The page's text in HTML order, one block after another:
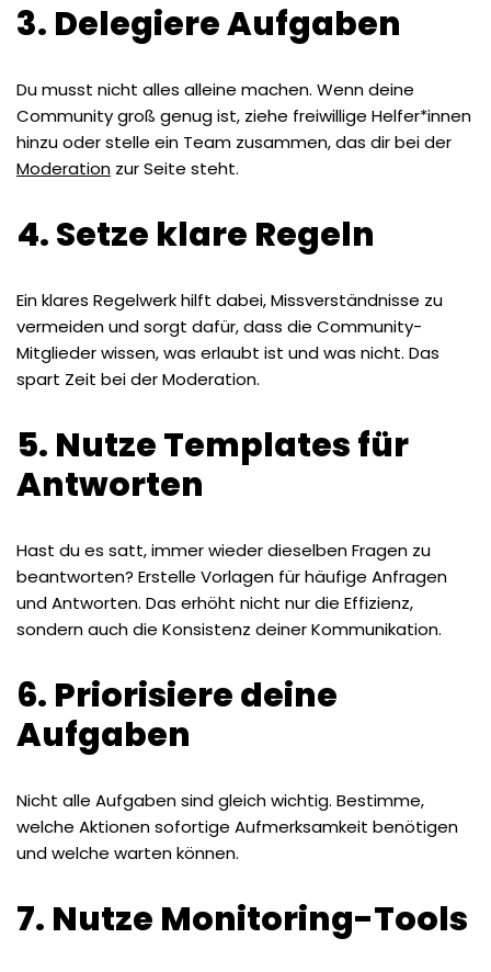
3. Delegiere Aufgaben
Du musst nicht alles alleine machen. Wenn deine
Community groß genug ist, ziehe freiwillige Helfer*innen
hinzu oder stelle ein Team zusammen, das dir bei der
Moderation zur Seite steht.
4. Setze klare Regeln
Ein klares Regelwerk hilft dabei, Missverständnisse zu
vermeiden und sorgt dafür, dass die Community-
Mitglieder wissen, was erlaubt ist und was nicht. Das
spart Zeit bei der Moderation.
5. Nutze Templates für
Antworten
Hast du es satt, immer wieder dieselben Fragen zu
beantworten? Erstelle Vorlagen für häufige Anfragen
und Antworten. Das erhöht nicht nur die Effizienz,
sondern auch die Konsistenz deiner Kommunikation.
6. Priorisiere deine
Aufgaben
Nicht alle Aufgaben sind gleich wichtig. Bestimme,
welche Aktionen sofortige Aufmerksamkeit benötigen
und welche warten können.
7. Nutze Monitoring-Tools